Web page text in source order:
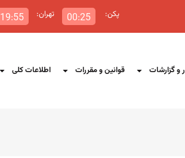
پکن: 00:25 تهران: 19:55
و گزارشات قوانین و مقررات اطلاعات کلی